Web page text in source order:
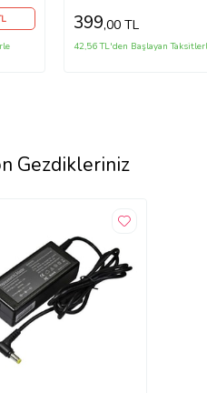
399,00 TL
42,56 TL'den Başlayan
Gezdikleriniz